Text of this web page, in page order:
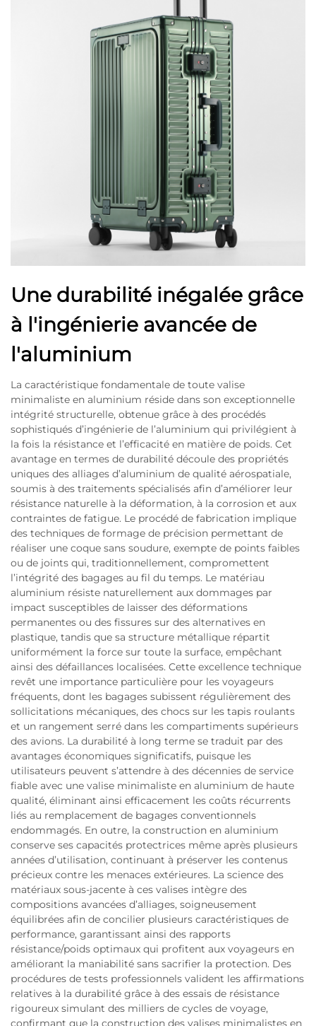
Une durabilité inégalée grâce
à l'ingénierie avancée de
l'aluminium
La caractéristique fondamentale de toute valise
minimaliste en aluminium réside dans son exceptionnelle
intégrité structurelle, obtenue grâce à des procédés
sophistiqués d’ingénierie de l’aluminium qui privilégient à
la fois la résistance et l’efficacité en matière de poids. Cet
avantage en termes de durabilité découle des propriétés
uniques des alliages d’aluminium de qualité aérospatiale,
soumis à des traitements spécialisés afin d’améliorer leur
résistance naturelle à la déformation, à la corrosion et aux
contraintes de fatigue. Le procédé de fabrication implique
des techniques de formage de précision permettant de
réaliser une coque sans soudure, exempte de points faibles
ou de joints qui, traditionnellement, compromettent
l’intégrité des bagages au fil du temps. Le matériau
aluminium résiste naturellement aux dommages par
impact susceptibles de laisser des déformations
permanentes ou des fissures sur des alternatives en
plastique, tandis que sa structure métallique répartit
uniformément la force sur toute la surface, empêchant
ainsi des défaillances localisées. Cette excellence technique
revêt une importance particulière pour les voyageurs
fréquents, dont les bagages subissent régulièrement des
sollicitations mécaniques, des chocs sur les tapis roulants
et un rangement serré dans les compartiments supérieurs
des avions. La durabilité à long terme se traduit par des
avantages économiques significatifs, puisque les
utilisateurs peuvent s’attendre à des décennies de service
fiable avec une valise minimaliste en aluminium de haute
qualité, éliminant ainsi efficacement les coûts récurrents
liés au remplacement de bagages conventionnels
endommagés. En outre, la construction en aluminium
conserve ses capacités protectrices même après plusieurs
années d’utilisation, continuant à préserver les contenus
précieux contre les menaces extérieures. La science des
matériaux sous-jacente à ces valises intègre des
compositions avancées d’alliages, soigneusement
équilibrées afin de concilier plusieurs caractéristiques de
performance, garantissant ainsi des rapports
résistance/poids optimaux qui profitent aux voyageurs en
améliorant la maniabilité sans sacrifier la protection. Des
procédures de tests professionnels valident les affirmations
relatives à la durabilité grâce à des essais de résistance
rigoureux simulant des milliers de cycles de voyage,